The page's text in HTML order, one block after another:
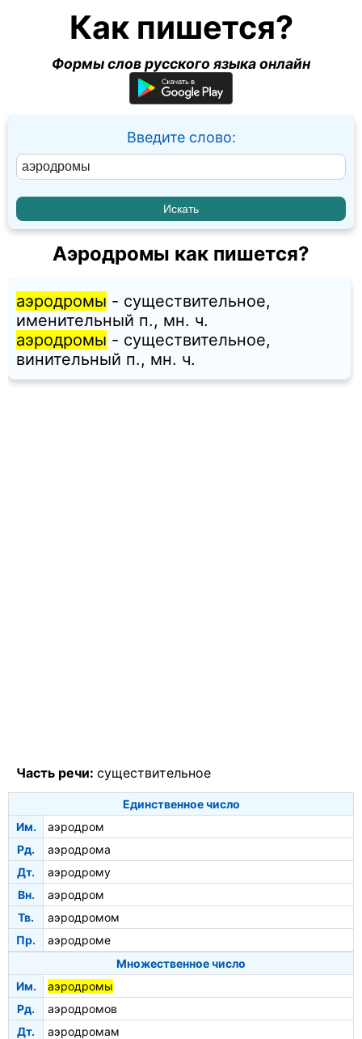
Как пишется?
Формы слов русского языка онлайн
Введите слово:
Аэродромы как пишется?
аэродромы - существительное,
именительный п., мн. ч.
аэродромы - существительное,
винительный п., мн. ч.
Часть речи: существительное
Единственное число
Им.
аэродром
Рд.
аэродрома
Дт.
аэродрому
Вн.
аэродром
Тв.
аэродромом
Пр.
аэродроме
Множественное число
Им.
аэродромы
Рд.
аэродромов
Дт.
аэродромам